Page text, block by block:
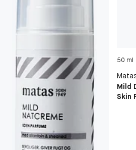
50 ml
Mild
Skin